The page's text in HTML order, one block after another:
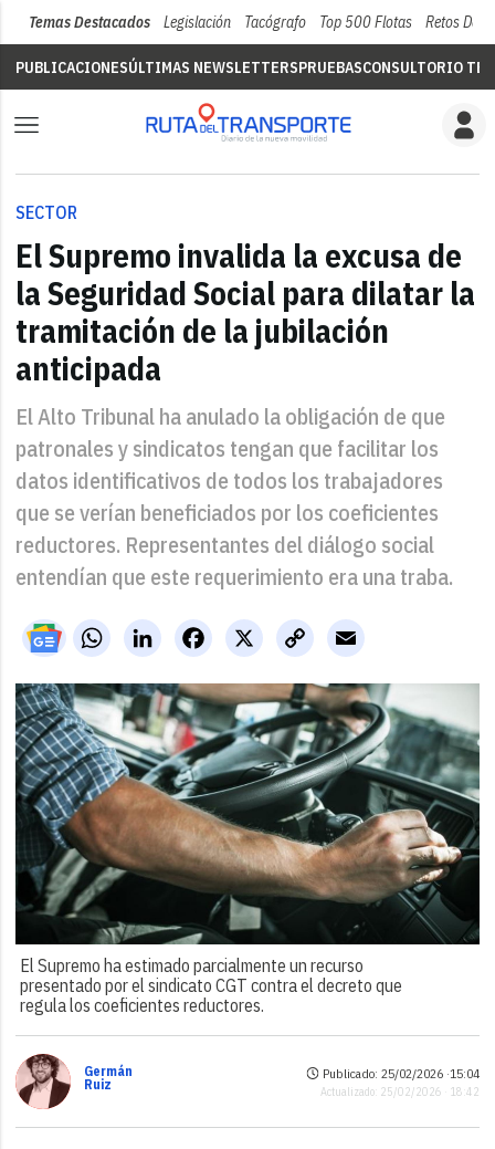
Temas Destacados Legislación Tacógrafo Top 500 Flotas Retos Del
PUBLICACIONESÚLTIMAS NEWSLETTERSPRUEBASCONSULTORIO
SECTOR
El Supremo invalida la excusa de
la Seguridad Social para dilatar la
tramitación de la jubilación
anticipada
El Alto Tribunal ha anulado la obligación de que
patronales y sindicatos tengan que facilitar los
datos identificativos de todos los trabajadores
que se verían beneficiados por los coeficientes
reductores. Representantes del diálogo social
entendían que este requerimiento era una traba.
WhatsAppLinkedIn X
Facebook
Copy
Link
Email
El Supremo ha estimado parcialmente un recurso
presentado por el sindicato CGT contra el decreto que
regula los coeficientes reductores.
Germán
Ruiz
Publicado: 25/02/2026 ·15:04
Actualizado: 25/02/2026 · 18:42